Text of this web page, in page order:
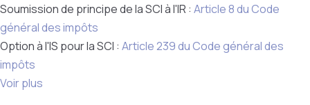
Soumission de principe de la SCI à l'IR : Article 8 du Code
général des impôts
Option à l'IS pour la SCI : Article 239 du Code général des
impôts
Voir plus